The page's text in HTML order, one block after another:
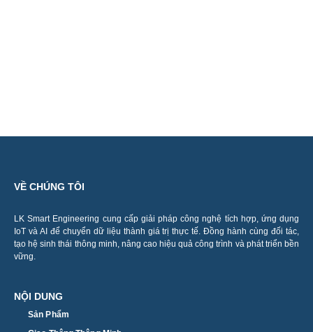
VỀ CHÚNG TÔI
LK Smart Engineering cung cấp giải pháp công nghệ tích hợp, ứng dụng
IoT và AI để chuyển dữ liệu thành giá trị thực tế. Đồng hành cùng đối tác,
tạo hệ sinh thái thông minh, nâng cao hiệu quả công trình và phát triển bền
vững.
NỘI DUNG
Sản Phẩm